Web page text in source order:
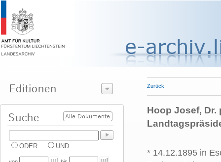
ODER UND
Zurück
Hoop Josef, Dr.
* 14.12.1895 in